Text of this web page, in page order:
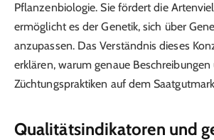
Pflanzenbiologie. Sie fördert die
ermöglicht es der Genetik, sich über
anzupassen. Das Verständnis dieses
erklären, warum genaue
Züchtungspraktiken auf dem
Qualitätsindikatoren und